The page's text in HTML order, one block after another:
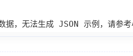
: "ISAS起零API：
据，无法生成 JSON 示例，请参